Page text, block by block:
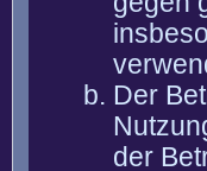
Der
der